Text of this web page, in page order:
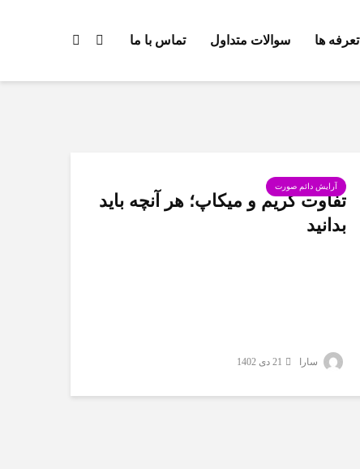
تعرفه ها سوالات متداول تماس با ما
آرایش دائم صورت
تفاوت گریم و میکاپ؛ هر آنچه باید
بدانید
سارا 21 دی 1402